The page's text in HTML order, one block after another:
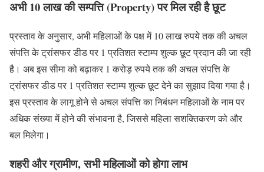
अभी 10 लाख की सम्पत्ति (Property) पर मिल रही है छूट
प्रस्ताव के अनुसार, अभी महिलाओं के पक्ष में 10 लाख रुपये तक की अचल
संपत्ति के ट्रांसफर डीड पर 1 प्रतिशत स्टाम्प शुल्क छूट प्रदान की जा रही
है। अब इस सीमा को बढ़ाकर 1 करोड़ रुपये तक की अचल संपत्ति के
ट्रांसफर डीड पर 1 प्रतिशत स्टाम्प शुल्क छूट देने का सुझाव दिया गया है।
इस प्रस्ताव के लागू होने से अचल संपत्ति का निबंधन महिलाओं के नाम पर
अधिक संख्या में होने की संभावना है, जिससे महिला सशक्तिकरण को और
बल मिलेगा।
शहरी और ग्रामीण, सभी महिलाओं को होगा लाभ